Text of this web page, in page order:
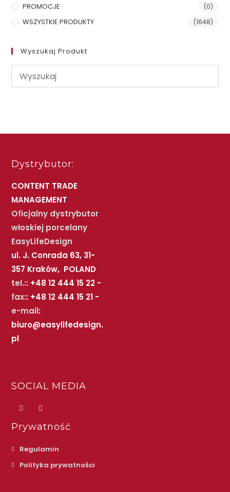
PROMOCJE (0)
WSZYSTKIE PRODUKTY (1648)
Wyszukaj Produkt
Dystrybutor:
CONTENT TRADE
MANAGEMENT
Oficjalny dystrybutor
włoskiej porcelany
EasyLifeDesign
ul. J. Conrada 63, 31-
357 Kraków, POLAND
tel.:: +48 12 444 15 22 -
fax:: +48 12 444 15 21 -
e-mail:
biuro@easylifedesign.
pl
SOCIAL MEDIA
Prywatność
Regulamin
Polityka prywatności